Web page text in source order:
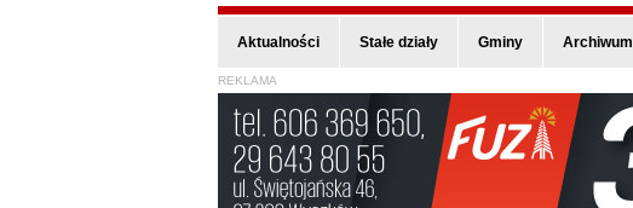
Aktualności Stałe działy Gminy Archiwum
REKLAMA